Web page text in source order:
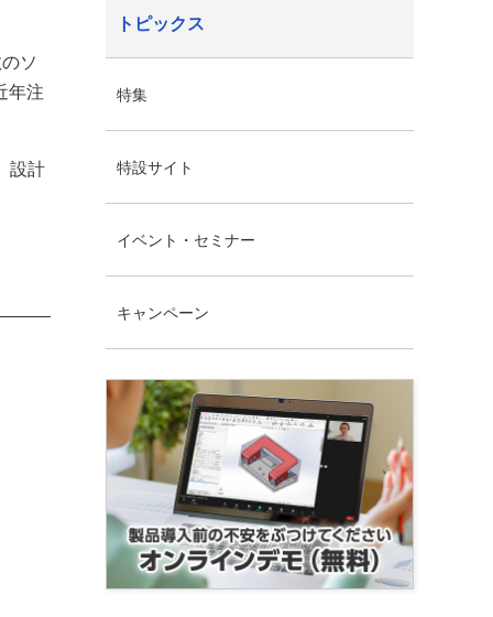
ソ
年注
設計
トピックス
特集
特設サイト
イベント・セミナー
キャンペーン